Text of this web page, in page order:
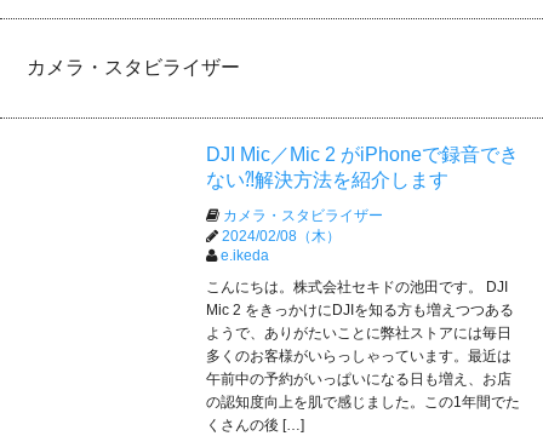
カメラ・スタビライザー
DJI Mic／Mic 2 がiPhoneで録音でき
ない⁈解決方法を紹介します
カメラ・スタビライザー
2024/02/08（木）
e.ikeda
こんにちは。株式会社セキドの池田です。 DJI
Mic 2 をきっかけにDJIを知る方も増えつつある
ようで、ありがたいことに弊社ストアには毎日
多くのお客様がいらっしゃっています。最近は
午前中の予約がいっぱいになる日も増え、お店
の認知度向上を肌で感じました。この1年間でた
くさんの後 […]